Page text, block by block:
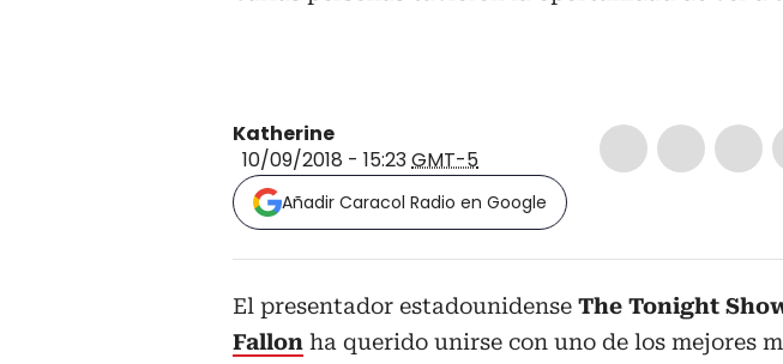
Katherine
10/09/2018 - 15:23GMT-5
Añadir Caracol Radio en Google
El presentador estadounidense The Tonight
Fallon ha querido unirse con uno de los mejores